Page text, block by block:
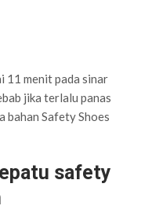
11 menit pada sinar
jika terlalu panas
bahan Safety Shoes
safety